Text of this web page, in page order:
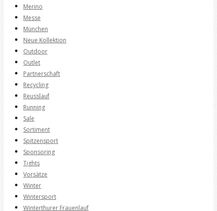
Merino
Messe
München
Neue Kollektion
Outdoor
Outlet
Partnerschaft
Recycling
Reusslauf
Running
Sale
Sortiment
Spitzensport
Sponsoring
Tights
Vorsätze
Winter
Wintersport
Winterthurer Frauenlauf